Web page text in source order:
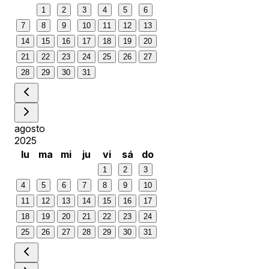
1 2 3 4 5
6
7
8 9 10 11 12
13
14
15 16 17 18 19
20
21
22 23 24 25 26
27
28
29 30 31
agosto
2025
lu
ma mi ju vi sá do
1 2
3
4
5 6 7 8 9
10
11
12 13 14 15 16
17
18
19 20 21 22 23
24
25
26 27 28 29 30 31